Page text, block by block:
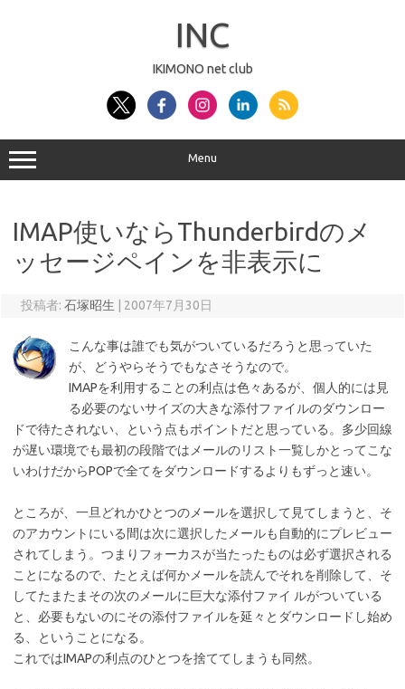
INC
IKIMONO net club
Menu
IMAP使いならThunderbirdのメ
ッセージペインを非表示に
投稿者: 石塚昭生 2007年7月30日
こんな事は誰でも気がついているだろうと思っていた
が、どうやらそうでもなさそうなので。
IMAPを利用することの利点は色々あるが、個人的には見
る必要のないサイズの大きな添付ファイルのダウンロー
ドで待たされない、という点もポイントだと思っている。多少回線
が遅い環境でも最初の段階ではメールのリスト一覧しかとってこな
いわけだからPOPで全てをダウンロードするよりもずっと速い。
ところが、一旦どれかひとつのメールを選択して見てしまうと、そ
のアカウントにいる間は次に選択したメールも自動的にプレビュー
されてしまう。つまりフォーカスが当たったものは必ず選択される
ことになるので、たとえば何かメールを読んでそれを削除して、そ
してたまたまその次のメールに巨大な添付ファイ ルがついている
と、必要もないのにその添付ファイルを延々とダウンロードし始め
る、ということになる。
これではIMAPの利点のひとつを捨ててしまうも同然。